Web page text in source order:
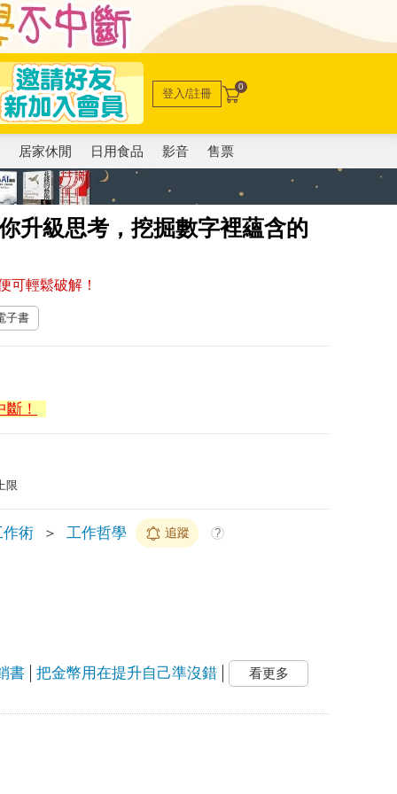
登入/註冊 0
居家休閒 日用食品 影音 售票
升級思考，挖掘數字裡蘊含的
可輕鬆破解！
子書
！
限
作術 ＞ 工作哲學 追蹤 ?
書 把金幣用在提升自己準沒錯 看更多